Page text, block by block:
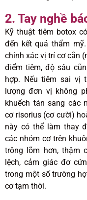
2. Tay nghề
Kỹ thuật tiêm botox
đến kết quả thẩm
chính xác vị trí cơ cắn
điểm tiêm, độ sâu
hợp. Nếu tiêm sai vị
lượng đơn vị không
khuếch tán sang các
cơ risorius (cơ cười)
này có thể làm thay
các nhóm cơ trên
trông lõm hơn, thậm
lệch, cảm giác đơ
trong một số trường
cơ tạm thời.